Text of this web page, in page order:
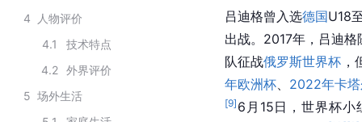
4
人物评价
4.1
技术特点
4.2
外界评价
5 场外生活
吕迪格曾入选德国U18
出战。2017年，吕迪
队征战俄罗斯世界杯
年欧洲杯
2022年卡
[9] 6月15日，世界杯小